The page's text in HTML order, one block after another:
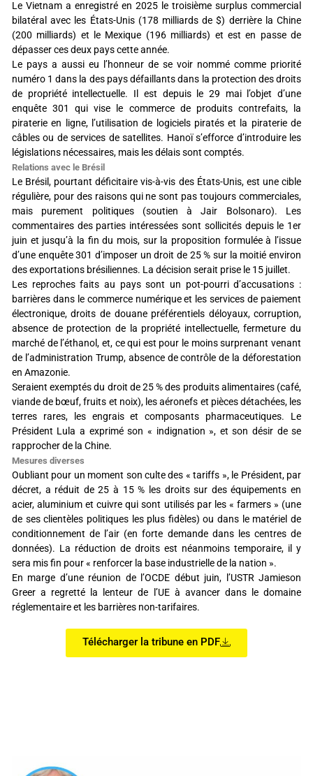
Le Vietnam a enregistré en 2025 le troisième surplus commercial
bilatéral avec les États-Unis (178 milliards de $) derrière la Chine
(200 milliards) et le Mexique (196 milliards) et est en passe de
dépasser ces deux pays cette année.
Le pays a aussi eu l’honneur de se voir nommé comme priorité
numéro 1 dans la des pays défaillants dans la protection des droits
de propriété intellectuelle. Il est depuis le 29 mai l’objet d’une
enquête 301 qui vise le commerce de produits contrefaits, la
piraterie en ligne, l’utilisation de logiciels piratés et la piraterie de
câbles ou de services de satellites. Hanoï s’efforce d’introduire les
législations nécessaires, mais les délais sont comptés.
Relations avec le Brésil
Le Brésil, pourtant déficitaire vis-à-vis des États-Unis, est une cible
régulière, pour des raisons qui ne sont pas toujours commerciales,
mais purement politiques (soutien à Jair Bolsonaro). Les
commentaires des parties intéressées sont sollicités depuis le 1er
juin et jusqu’à la fin du mois, sur la proposition formulée à l’issue
d’une enquête 301 d’imposer un droit de 25 % sur la moitié environ
des exportations brésiliennes. La décision serait prise le 15 juillet.
Les reproches faits au pays sont un pot-pourri d’accusations :
barrières dans le commerce numérique et les services de paiement
électronique, droits de douane préférentiels déloyaux, corruption,
absence de protection de la propriété intellectuelle, fermeture du
marché de l’éthanol, et, ce qui est pour le moins surprenant venant
de l’administration Trump, absence de contrôle de la déforestation
en Amazonie.
Seraient exemptés du droit de 25 % des produits alimentaires (café,
viande de bœuf, fruits et noix), les aéronefs et pièces détachées, les
terres rares, les engrais et composants pharmaceutiques. Le
Président Lula a exprimé son « indignation », et son désir de se
rapprocher de la Chine.
Mesures diverses
Oubliant pour un moment son culte des « tariffs », le Président, par
décret, a réduit de 25 à 15 % les droits sur des équipements en
acier, aluminium et cuivre qui sont utilisés par les « farmers » (une
de ses clientèles politiques les plus fidèles) ou dans le matériel de
conditionnement de l’air (en forte demande dans les centres de
données). La réduction de droits est néanmoins temporaire, il y
sera mis fin pour « renforcer la base industrielle de la nation ».
En marge d’une réunion de l’OCDE début juin, l’USTR Jamieson
Greer a regretté la lenteur de l’UE à avancer dans le domaine
réglementaire et les barrières non-tarifaires.
Télécharger la tribune en PDF